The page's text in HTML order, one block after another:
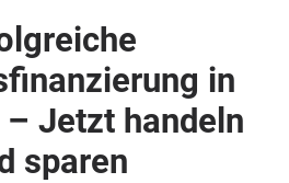
in
Jetzt handeln
sparen